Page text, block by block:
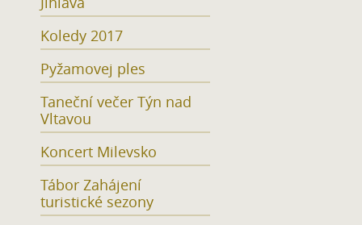
Koledy 2017
Pyžamovej ples
Taneční večer Týn nad
Vltavou
Koncert Milevsko
Tábor Zahájení
turistické sezony